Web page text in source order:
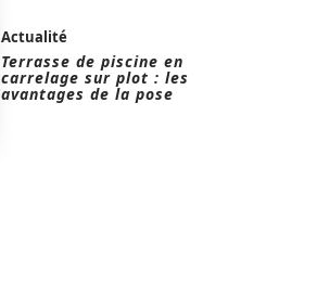
Actualité
Terrasse de piscine en
carrelage sur plot : les
avantages de la pose